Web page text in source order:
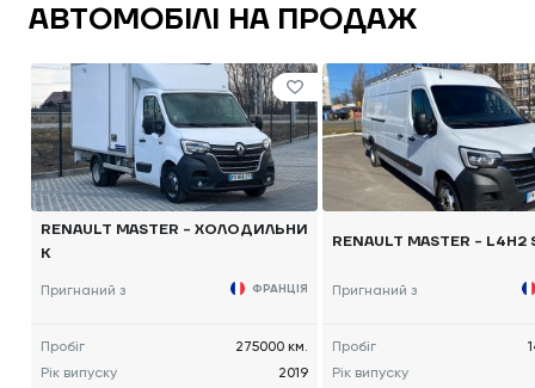
АВТОМОБІЛІ НА ПРОДАЖ
RENAULT MASTER - ХОЛОДИЛЬНИ
К
Пригнаний з ФРАНЦІЯ
Пробіг
275000 км.
Рік випуску
2019
RENAULT MASTER - L4H2
Пригнаний з
Пробіг
Рік випуску